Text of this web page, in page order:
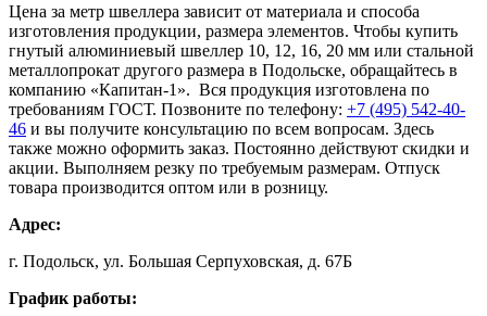
Цена за метр швеллера зависит от материала и способа
изготовления продукции, размера элементов. Чтобы купить
гнутый алюминиевый швеллер 10, 12, 16, 20 мм или стальной
металлопрокат другого размера в Подольске, обращайтесь в
компанию «Капитан-1». Вся продукция изготовлена по
требованиям ГОСТ. Позвоните по телефону: +7 (495) 542-40-
46 и вы получите консультацию по всем вопросам. Здесь
также можно оформить заказ. Постоянно действуют скидки и
акции. Выполняем резку по требуемым размерам. Отпуск
товара производится оптом или в розницу.
Адрес:
г. Подольск, ул. Большая Серпуховская, д. 67Б
График работы: